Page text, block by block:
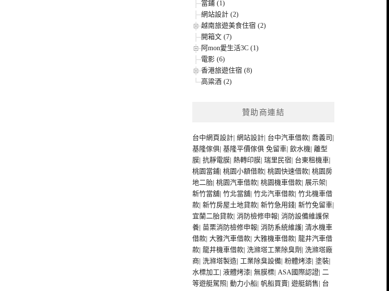
當鋪 (1)
網站設計 (2)
越南旅遊美食住宿 (2)
開箱文 (7)
阿mon愛生活3C (1)
電影 (6)
香港旅遊住宿 (8)
高粱酒 (2)
贊助商連結
台中網頁設計 |網站設計 台中汽車借款 |喬義司
基隆傢俱 |基隆平價傢俱 免留車 |飲水機 |離型
膜 |抗靜電膜 |熱轉印膜 |瑞里民宿 台東租機車
桃園當鋪 |桃園小額借款 |桃園快速借款 |桃園房
地二胎 |桃園汽車借款 |桃園機車借款 展示架
新竹當舖 |竹北當舖 |竹北汽車借款 |竹北機車借
款 |新竹房屋土地貸款 |新竹急用錢 |新竹免留車
宜蘭二胎貸款 |消防檢修申報 |消防設備維護保
養 |苗栗消防檢修申報 |消防系統維護 |清水機車
借款 |大雅汽車借款 |大雅機車借款 |龍井汽車借
款 |龍井機車借款 洗滌塔工業除臭劑
洗滌塔廠
商 洗滌塔製造 工業除臭設備 |粉體烤漆 |塗裝
水標加工 |液體烤漆 |無膜標 |ASA國際認證 |二
等遊艇駕照 |動力小船 帆船買賣 |遊艇銷售 台